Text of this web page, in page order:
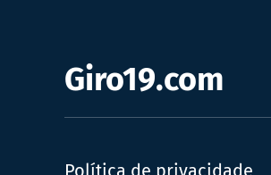
Giro19.com
Política de privacidade